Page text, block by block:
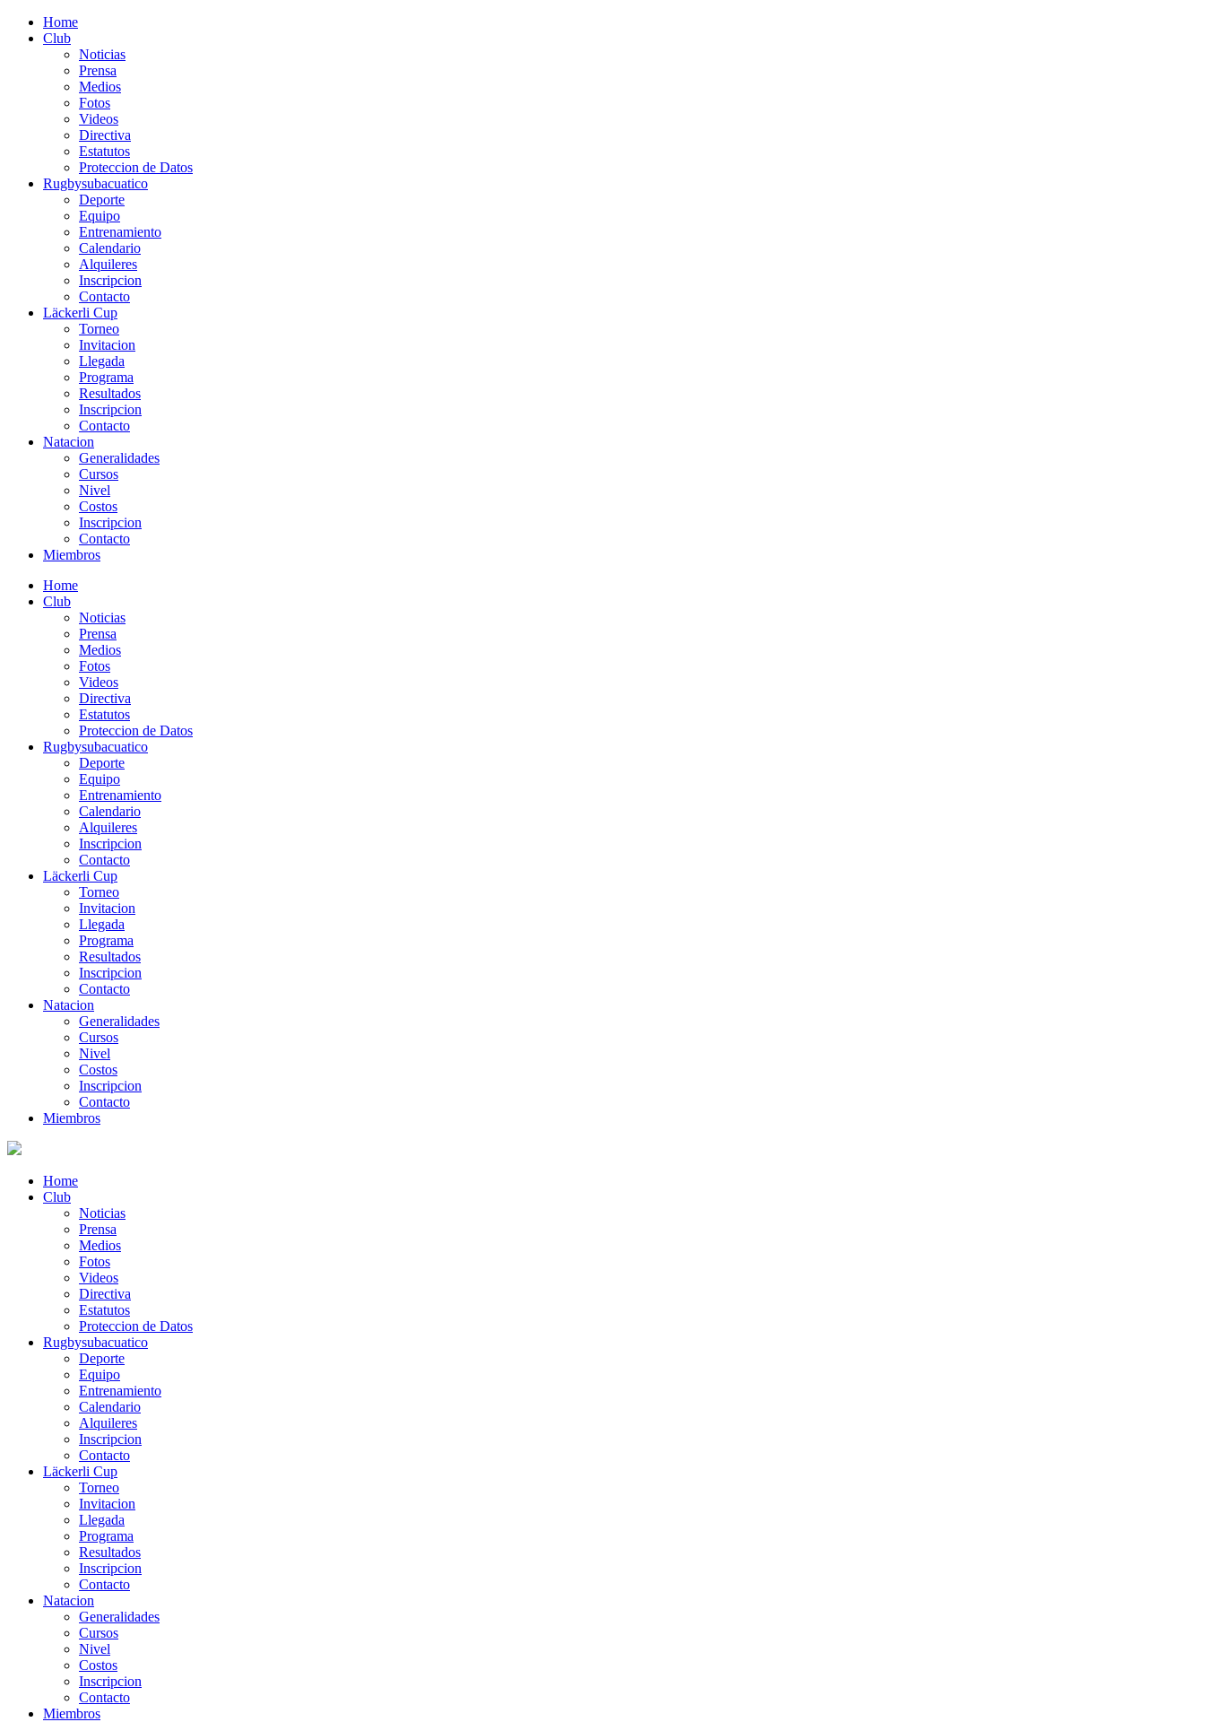
Home
Club
Noticias
Prensa
Medios
Fotos
Videos
Directiva
Estatutos
Proteccion de Datos
Rugbysubacuatico
Deporte
Equipo
Entrenamiento
Calendario
Alquileres
Inscripcion
Contacto
Läckerli Cup
Torneo
Invitacion
Llegada
Programa
Resultados
Inscripcion
Contacto
Natacion
Generalidades
Cursos
Nivel
Costos
Inscripcion
Contacto
Miembros
Home
Club
Noticias
Prensa
Medios
Fotos
Videos
Directiva
Estatutos
Proteccion de Datos
Rugbysubacuatico
Deporte
Equipo
Entrenamiento
Calendario
Alquileres
Inscripcion
Contacto
Läckerli Cup
Torneo
Invitacion
Llegada
Programa
Resultados
Inscripcion
Contacto
Natacion
Generalidades
Cursos
Nivel
Costos
Inscripcion
Contacto
Miembros
Home
Club
Noticias
Prensa
Medios
Fotos
Videos
Directiva
Estatutos
Proteccion de Datos
Rugbysubacuatico
Deporte
Equipo
Entrenamiento
Calendario
Alquileres
Inscripcion
Contacto
Läckerli Cup
Torneo
Invitacion
Llegada
Programa
Resultados
Inscripcion
Contacto
Natacion
Generalidades
Cursos
Nivel
Costos
Inscripcion
Contacto
Miembros